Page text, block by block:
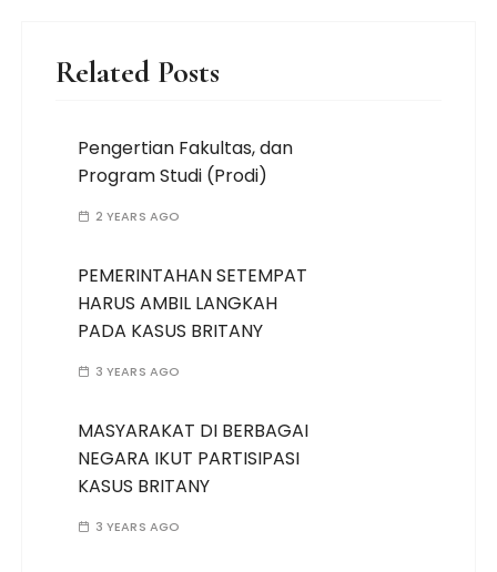
Related Posts
Pengertian Fakultas, dan
Program Studi (Prodi)
2 YEARS AGO
PEMERINTAHAN SETEMPAT
HARUS AMBIL LANGKAH
PADA KASUS BRITANY
3 YEARS AGO
MASYARAKAT DI BERBAGAI
NEGARA IKUT PARTISIPASI
KASUS BRITANY
3 YEARS AGO